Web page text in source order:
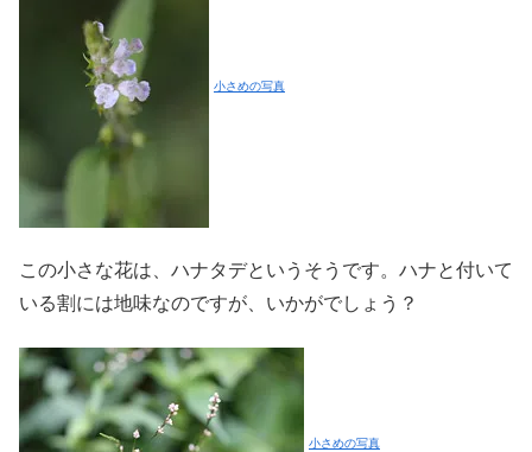
小さめの写真
この小さな花は、ハナタデというそうです。ハナと付いて
いる割には地味なのですが、いかがでしょう？
小さめの写真